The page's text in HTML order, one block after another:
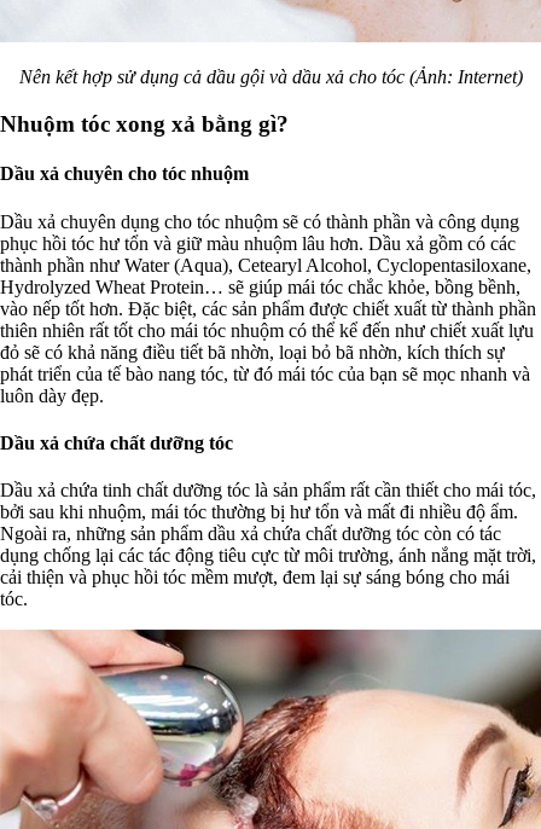
Nên kết hợp sử dụng cả dầu gội và dầu xả cho tóc (Ảnh: Internet)
Nhuộm tóc xong xả bằng gì?
Dầu xả chuyên cho tóc nhuộm
Dầu xả chuyên dụng cho tóc nhuộm sẽ có thành phần và công dụng
phục hồi tóc hư tổn và giữ màu nhuộm lâu hơn. Dầu xả gồm có các
thành phần như Water (Aqua), Cetearyl Alcohol, Cyclopentasiloxane,
Hydrolyzed Wheat Protein… sẽ giúp mái tóc chắc khỏe, bồng bềnh,
vào nếp tốt hơn. Đặc biệt, các sản phẩm được chiết xuất từ thành phần
thiên nhiên rất tốt cho mái tóc nhuộm có thể kể đến như chiết xuất lựu
đỏ sẽ có khả năng điều tiết bã nhờn, loại bỏ bã nhờn, kích thích sự
phát triển của tế bào nang tóc, từ đó mái tóc của bạn sẽ mọc nhanh và
luôn dày đẹp.
Dầu xả chứa chất dưỡng tóc
Dầu xả chứa tinh chất dưỡng tóc là sản phẩm rất cần thiết cho mái tóc,
bởi sau khi nhuộm, mái tóc thường bị hư tổn và mất đi nhiều độ ẩm.
Ngoài ra, những sản phẩm dầu xả chứa chất dưỡng tóc còn có tác
dụng chống lại các tác động tiêu cực từ môi trường, ánh nắng mặt trời,
cải thiện và phục hồi tóc mềm mượt, đem lại sự sáng bóng cho mái
tóc.